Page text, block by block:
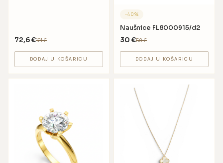
72,6€121€
DODAJ U KOŠARICU
−40%
Naušnice FL8000915/d2
30 €50€
DODAJ U KOŠARICU